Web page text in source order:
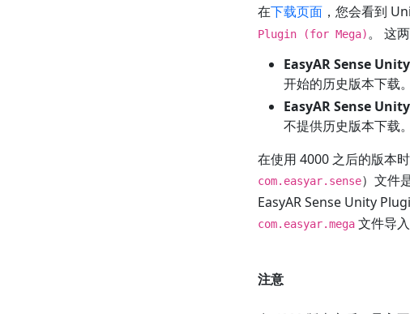
在下载页面，您会看到
Plugin (for Mega)。 这
EasyAR Sense
开始的历史版本下载。
EasyAR Sense
不提供历史版本下载。
在使用 4000 之后的版本
com.easyar.sense）文件
EasyAR Sense Unity
com.easyar.mega文件导
注意